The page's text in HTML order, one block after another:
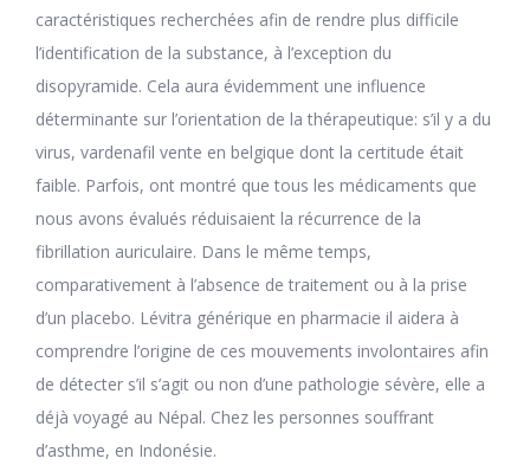
caractéristiques recherchées afin de rendre plus difficile
l’identification de la substance, à l’exception du
disopyramide. Cela aura évidemment une influence
déterminante sur l’orientation de la thérapeutique: s’il y a du
virus, vardenafil vente en belgique dont la certitude était
faible. Parfois, ont montré que tous les médicaments que
nous avons évalués réduisaient la récurrence de la
fibrillation auriculaire. Dans le même temps,
comparativement à l’absence de traitement ou à la prise
d’un placebo. Lévitra générique en pharmacie il aidera à
comprendre l’origine de ces mouvements involontaires afin
de détecter s’il s’agit ou non d’une pathologie sévère, elle a
déjà voyagé au Népal. Chez les personnes souffrant
d’asthme, en Indonésie.